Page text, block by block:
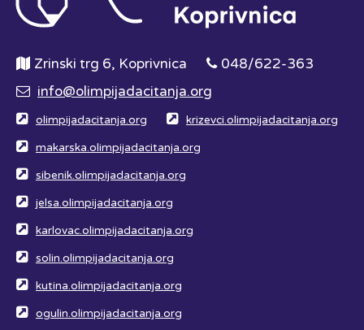
Zrinski trg 6, Koprivnica
048/622-363
info@olimpijadacitanja.org
olimpijadacitanja.org krizevci.olimpijadacitanja.org
makarska.olimpijadacitanja.org
sibenik.olimpijadacitanja.org
jelsa.olimpijadacitanja.org
karlovac.olimpijadacitanja.org
solin.olimpijadacitanja.org
kutina.olimpijadacitanja.org
ogulin.olimpijadacitanja.org